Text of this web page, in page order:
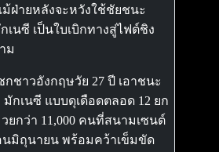
ฝ่ายหลังจะหวังใช้ชัยชนะ
เนซี เป็นใบเบิกทางสู่ไฟต์ชิง
ม
กชาวอังกฤษวัย 27 ปี เอาชนะ
กเนซี แบบดุเดือดตลอด 12 ยก
ยกว่า 11,000 คนที่สนามเซนต์
นมิถุนายน พร้อมคว้าเข็มขัด